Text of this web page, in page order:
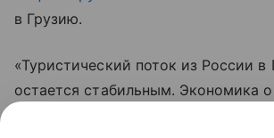
в Грузию.
«Туристический поток из России в
остается стабильным. Экономика